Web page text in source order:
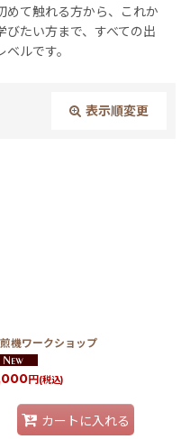
めて触れる方から、これか
びたい方まで、すべての出
ルです。
表示順変更
機ワークショップ
円 (税込)
カートに入れる